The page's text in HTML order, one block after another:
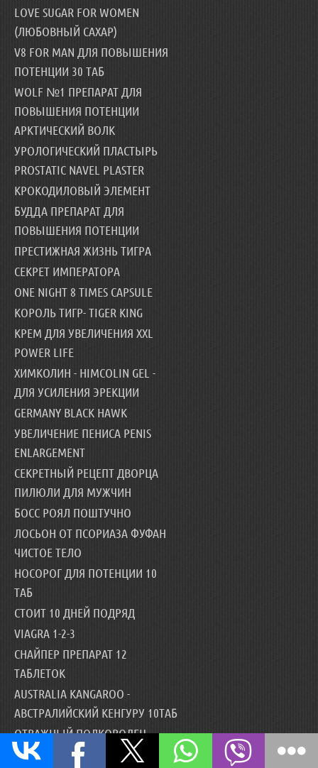
LOVE SUGAR FOR WOMEN
(ЛЮБОВНЫЙ САХАР)
V8 FOR MAN ДЛЯ ПОВЫШЕНИЯ
ПОТЕНЦИИ 30 ТАБ
WOLF №1 ПРЕПАРАТ ДЛЯ
ПОВЫШЕНИЯ ПОТЕНЦИИ
АРКТИЧЕСКИЙ ВОЛК
УРОЛОГИЧЕСКИЙ ПЛАСТЫРЬ
PROSTATIC NAVEL PLASTER
КРОКОДИЛОВЫЙ ЭЛЕМЕНТ
БУДДА ПРЕПАРАТ ДЛЯ
ПОВЫШЕНИЯ ПОТЕНЦИИ
ПРЕСТИЖНАЯ ЖИЗНЬ ТИГРА
СЕКРЕТ ИМПЕРАТОРА
ONE NIGHT 8 TIMES CAPSULE
КОРОЛЬ ТИГР- TIGER KING
КРЕМ ДЛЯ УВЕЛИЧЕНИЯ XXL
POWER LIFE
ХИМКОЛИН - HIMCOLIN GEL -
ДЛЯ УСИЛЕНИЯ ЭРЕКЦИИ
GERMANY BLACK HAWK
УВЕЛИЧЕНИЕ ПЕНИСА PENIS
ENLARGEMENT
СЕКРЕТНЫЙ РЕЦЕПТ ДВОРЦА
ПИЛЮЛИ ДЛЯ МУЖЧИН
БОСС РОЯЛ ПОШТУЧНО
ЛОСЬОН ОТ ПСОРИАЗА ФУФАН
ЧИСТОЕ ТЕЛО
НОСОРОГ ДЛЯ ПОТЕНЦИИ 10
ТАБ
СТОИТ 10 ДНЕЙ ПОДРЯД
VIAGRA 1-2-3
СНАЙПЕР ПРЕПАРАТ 12
ТАБЛЕТОК
AUSTRALIA KANGAROO -
АВСТРАЛИЙСКИЙ КЕНГУРУ 10ТАБ
ОТВАЖНЫЙ ПОЛКОВОДЕЦ
BOSS ROYAL VIAGRA